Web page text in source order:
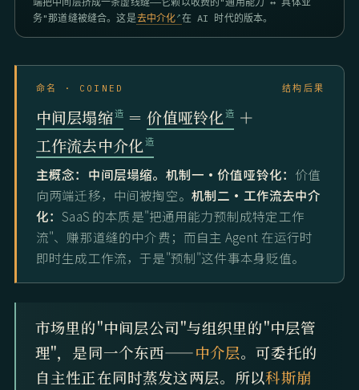
务"那道缝被缝合。这是去中介化 在 AI 时代的版本。
命名 · COINED 结构后果
中间层塌缩 ＝价值哑铃化
＋
工作流去中介化
主概念：中间层塌缩。机制一·价值哑铃化： 价值
向两端迁移，中间被掏空。 机制二·工作流去中介
化：SaaS 的本质是"把通用能力预制成特定工作
流"、赚那道缝的中介费；而自主 Agent 在运行时
即时生成工作流，于是"预制"这件事本身贬值。
市场里的"中间层公司"与组织里的"中层管
理"，是同一个东西——中介层。可委托的
自主性正在同时蒸发这两层。所以科斯崩